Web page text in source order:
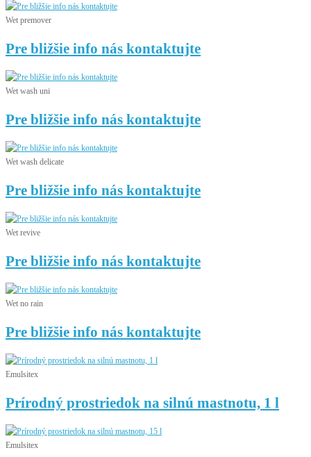
Wet premover
Pre bližšie info nás kontaktujte
Wet wash uni
Pre bližšie info nás kontaktujte
Wet wash delicate
Pre bližšie info nás kontaktujte
Wet revive
Pre bližšie info nás kontaktujte
Wet no rain
Pre bližšie info nás kontaktujte
Emulsitex
Prírodný prostriedok na silnú mastnotu, 1 l
Emulsitex